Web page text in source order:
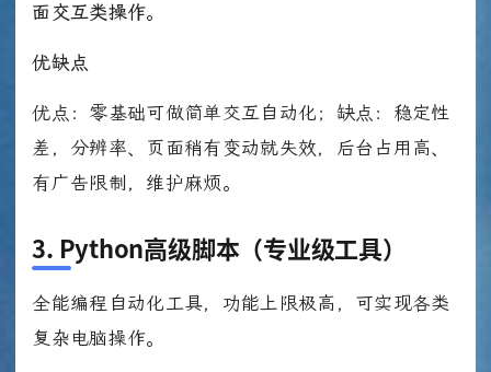
面交互类操作。
优缺点
优点：零基础可做简单交互自动化；缺点：稳定性
差，分辨率、页面稍有变动就失效，后台占用高、
有广告限制，维护麻烦。
3. Python高级脚本（专业级工具）
全能编程自动化工具，功能上限极高，可实现各类
复杂电脑操作。